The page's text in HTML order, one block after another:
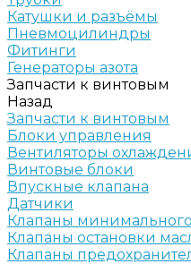
Катушки и разъёмы
Пневмоцилиндры
Фитинги
Генераторы азота
Запчасти к винтовым
Назад
Запчасти к винтовым
Блоки управления
Вентиляторы
Винтовые блоки
Впускные клапана
Датчики
Клапаны
Клапаны остановки
Клапаны